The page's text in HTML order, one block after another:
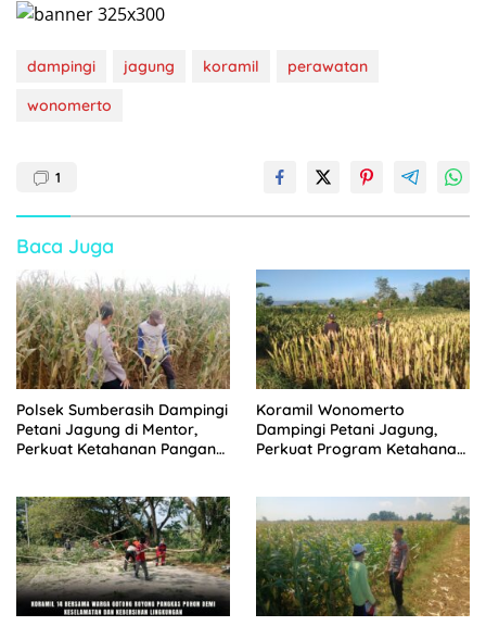
dampingi jagung koramil
perawatan
wonomerto
1
Baca Juga
Polsek Sumberasih Dampingi
Petani Jagung di Mentor,
Perkuat Ketahanan Pangan
Koramil Wonomerto
Dampingi Petani Jagung,
Perkuat Program Ketahanan